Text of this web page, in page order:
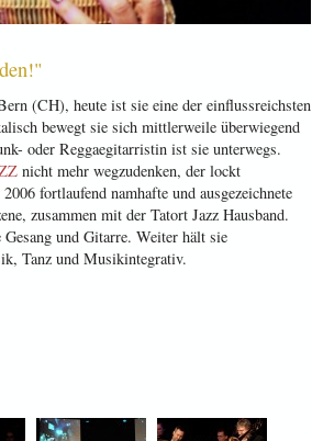
(CH), heute ist sie eine der einflussreichsten
bewegt sie sich mittlerweile überwiegend
oder Reggaegitarristin ist sie unterwegs.
nicht mehr wegzudenken, der lockt
fortlaufend namhafte und ausgezeichnete
zusammen mit der Tatort Jazz Hausband.
und Gitarre. Weiter hält sie
Tanz und Musikintegrativ.